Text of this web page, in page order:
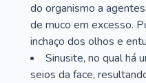
do organismo a
de muco em excesso.
inchaço dos olhos e
Sinusite, no qual há
seios da face,